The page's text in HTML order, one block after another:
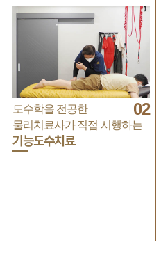
02
도수학을 전공한
물리치료사가 직접 시행하는
기능도수치료